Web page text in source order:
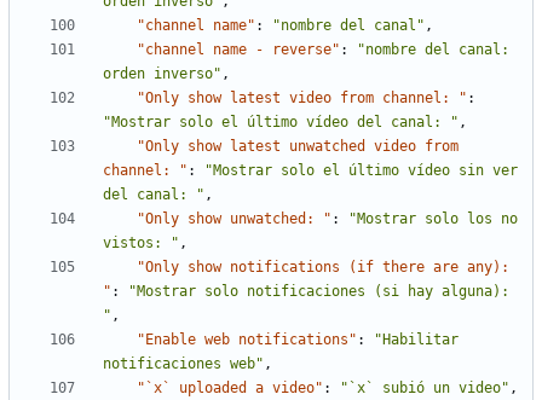
"channel name" : "nombre del canal" ,
"channel name - reverse" :
"nombre del canal:
orden inverso" ,
"Only show latest video from channel: " :
"Mostrar solo el último vídeo del canal: " ,
"Only show latest unwatched video from
channel: " :
"Mostrar solo el último vídeo sin ver
del canal: " ,
"Only show unwatched: " :
"Mostrar solo los no
vistos: " ,
"Only show notifications (if there are any):
" :
"Mostrar solo notificaciones (si hay alguna):
" ,
"Enable web notifications" :
"Habilitar
notificaciones web" ,
"`x` uploaded a video" : "`x` subió un video" ,